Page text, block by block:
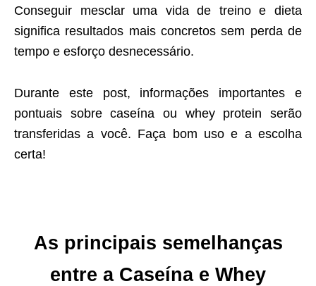
Conseguir mesclar uma vida de treino e dieta
significa resultados mais concretos sem perda de
tempo e esforço desnecessário.
Durante este post, informações importantes e
pontuais sobre caseína ou whey protein serão
transferidas a você. Faça bom uso e a escolha
certa!
As principais semelhanças
entre a Caseína e Whey